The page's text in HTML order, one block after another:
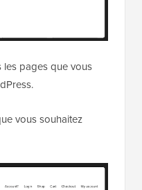
les pages que vous
vous souhaitez